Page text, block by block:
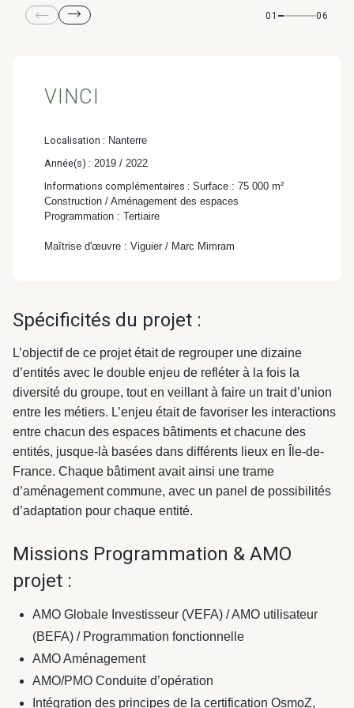
& Transition
Gondwana –
Biodiversité & Génie
écologique
Quartier
Pharmaceutique
01 06
VINCI
Localisation : Nanterre
Année(s) : 2019 / 2022
Informations complémentaires : Surface : 75 000 m²
Construction / Aménagement des espaces
Programmation : Tertiaire
Maîtrise d'œuvre : Viguier / Marc Mimram
Spécificités du projet :
L’objectif de ce projet était de regrouper une dizaine
d’entités avec le double enjeu de refléter à la fois la
diversité du groupe, tout en veillant à faire un trait d’union
entre les métiers. L’enjeu était de favoriser les interactions
entre chacun des espaces bâtiments et chacune des
entités, jusque-là basées dans différents lieux en Île-de-
France. Chaque bâtiment avait ainsi une trame
d’aménagement commune, avec un panel de possibilités
d’adaptation pour chaque entité.
Missions Programmation & AMO
projet :
AMO Globale Investisseur (VEFA) / AMO utilisateur
(BEFA) / Programmation fonctionnelle
AMO Aménagement
AMO/PMO Conduite d’opération
Intégration des principes de la certification OsmoZ,